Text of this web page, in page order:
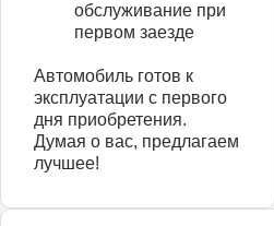
обслуживание при
первом заезде
Автомобиль готов к
эксплуатации с первого
дня приобретения.
Думая о вас, предлагаем
лучшее!